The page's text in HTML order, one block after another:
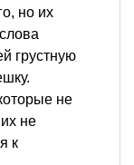
но их
грустную
не
не
к